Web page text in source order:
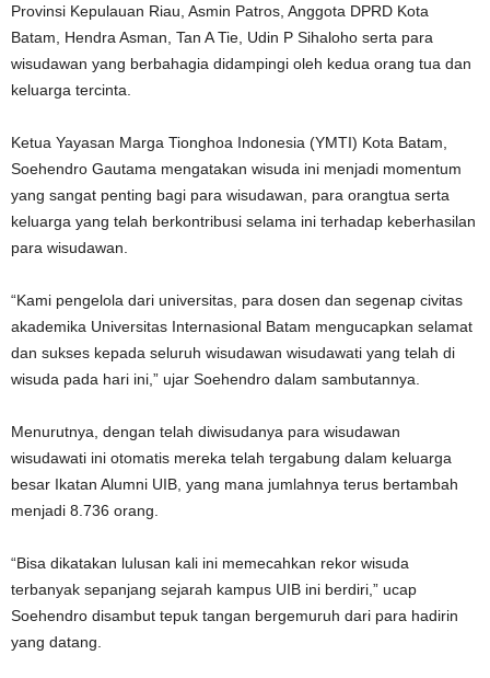
Provinsi Kepulauan Riau, Asmin Patros, Anggota DPRD Kota
Batam, Hendra Asman, Tan A Tie, Udin P Sihaloho serta para
wisudawan yang berbahagia didampingi oleh kedua orang tua dan
keluarga tercinta.
Ketua Yayasan Marga Tionghoa Indonesia (YMTI) Kota Batam,
Soehendro Gautama mengatakan wisuda ini menjadi momentum
yang sangat penting bagi para wisudawan, para orangtua serta
keluarga yang telah berkontribusi selama ini terhadap keberhasilan
para wisudawan.
“Kami pengelola dari universitas, para dosen dan segenap civitas
akademika Universitas Internasional Batam mengucapkan selamat
dan sukses kepada seluruh wisudawan wisudawati yang telah di
wisuda pada hari ini,” ujar Soehendro dalam sambutannya.
Menurutnya, dengan telah diwisudanya para wisudawan
wisudawati ini otomatis mereka telah tergabung dalam keluarga
besar Ikatan Alumni UIB, yang mana jumlahnya terus bertambah
menjadi 8.736 orang.
“Bisa dikatakan lulusan kali ini memecahkan rekor wisuda
terbanyak sepanjang sejarah kampus UIB ini berdiri,” ucap
Soehendro disambut tepuk tangan bergemuruh dari para hadirin
yang datang.